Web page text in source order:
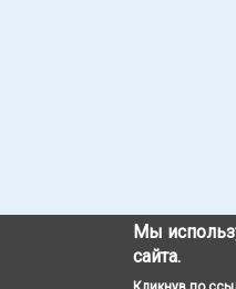
Мы
сайта.